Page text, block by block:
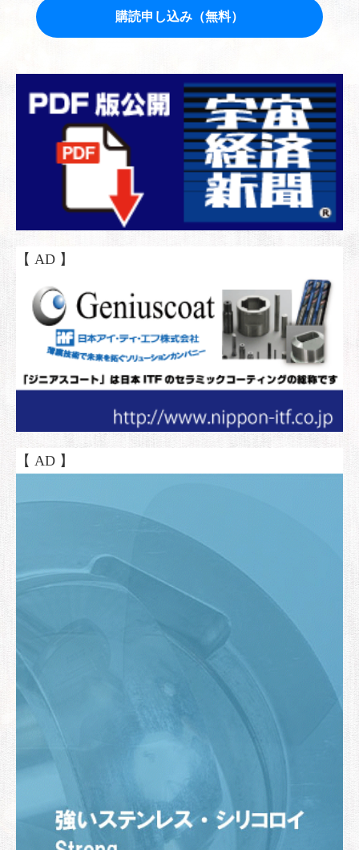
【 AD 】
【 AD 】